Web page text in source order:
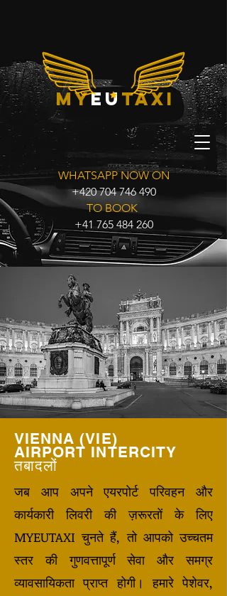
myeu taxi
WHATSAPP NOW ON
+420 704 746 490
TO BOOK
+41 765 484 260
VIENNA (VIE)
AIRPORT INTERCITY
तबादलों
जब आप अपने एयरपोर्ट परिवहन और
कार्यकारी लिवरी की ज़रूरतों के लिए
MYEUTAXI चुनते हैं, तो आपको उच्चतम
स्तर की गुणवत्तापूर्ण सेवा और समग्र
व्यावसायिकता प्राप्त होगी। हमारे पेशेवर,